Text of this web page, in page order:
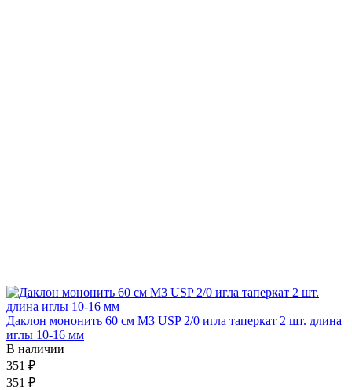
Даклон мононить 60 см М3 USP 2/0 игла таперкат 2 шт. длина
иглы 10-16 мм
В наличии
351 ₽
351 ₽